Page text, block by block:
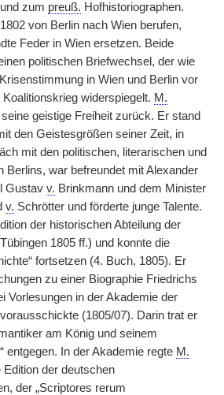
zum preuß. Hofhistoriographen.
von Berlin nach Wien berufen,
Feder in Wien ersetzen. Beide
politischen Briefwechsel, der wie
in Wien und Berlin vor
widerspiegelt. M.
geistige Freiheit zurück. Er stand
den Geistesgrößen seiner Zeit, in
mit den politischen, literarischen und
Berlins, war befreundet mit Alexander
Gustav v. Brinkmann und dem Minister
v. Schrötter und förderte junge Talente.
der historischen Abteilung der
1805 ff.) und konnte die
fortsetzen (4. Buch, 1805). Er
zu einer Biographie Friedrichs
Vorlesungen in der Akademie der
(1805/07). Darin trat er
am König und seinem
entgegen. In der Akademie regte M.
der deutschen
der „Scriptores rerum